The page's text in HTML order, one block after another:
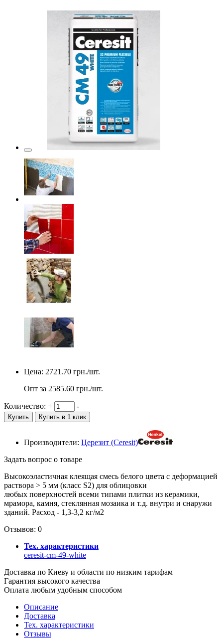
Цена: 2721.70 грн./шт.
Опт за 2585.60 грн./шт.
Количество: + -
Купить Купить в 1 клик
Производители: Церезит (Ceresit)
Задать вопрос о товаре
Высокоэластичная клеящая смесь белого цвета с деформацией
раствора > 5 мм (класс S2) для облицовки
любых поверхностей всеми типами плитки из керамики,
мрамора, камня, стеклянная мозаика и т.д. внутри и снаружи
зданий. Расход - 1,3-3,2 кг/м2
Отзывов: 0
Тех. характеристики
ceresit-cm-49-white
Доставка по Киеву и области по низким тарифам
Гарантия высокого качества
Оплата любым удобным способом
Описание
Доставка
Тех. характеристики
Отзывы